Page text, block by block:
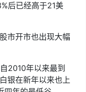
后已经高于21美
市开市也出现大幅
2010年以来最到
银在新年以来也上